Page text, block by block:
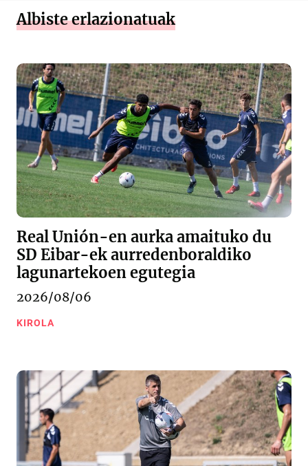
Albiste erlazionatuak
Real Unión-en aurka amaituko du
SD Eibar-ek aurredenboraldiko
lagunartekoen egutegia
2026/08/06
KIROLA